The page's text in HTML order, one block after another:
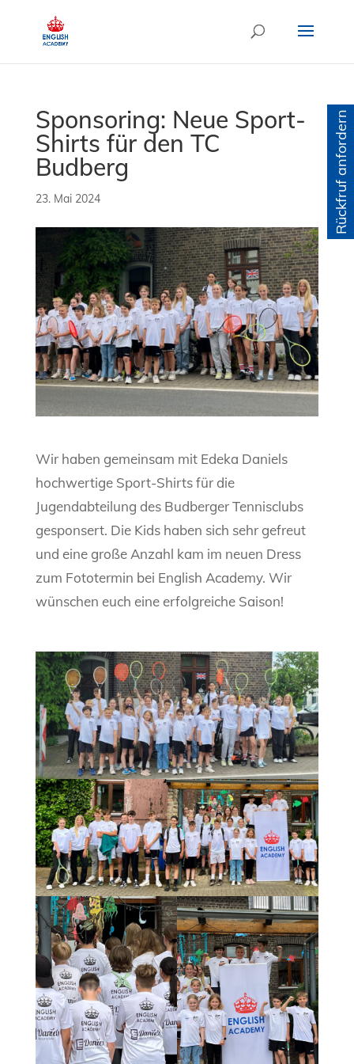
Sponsoring: Neue Sport-
Shirts für den TC
Budberg
23. Mai 2024
Wir haben gemeinsam mit Edeka Daniels
hochwertige Sport-Shirts für die
Jugendabteilung des Budberger Tennisclubs
gesponsert. Die Kids haben sich sehr gefreut
und eine große Anzahl kam im neuen Dress
zum Fototermin bei English Academy. Wir
wünschen euch eine erfolgreiche Saison!
Rückfruf anfordern